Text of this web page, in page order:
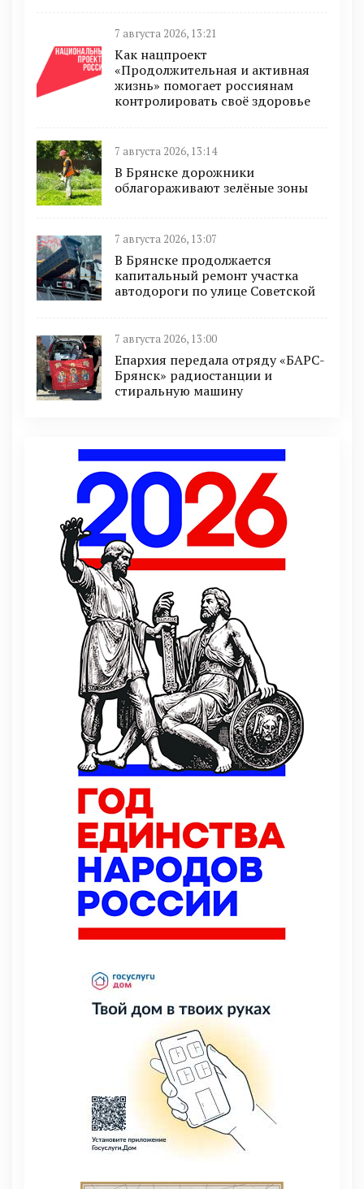
7 августа 2026, 13:21
Как нацпроект
«Продолжительная и активная
жизнь» помогает россиянам
контролировать своё здоровье
7 августа 2026, 13:14
В Брянске дорожники
облагораживают зелёные зоны
7 августа 2026, 13:07
В Брянске продолжается
капитальный ремонт участка
автодороги по улице Советской
7 августа 2026, 13:00
Епархия передала отряду «БАРС-
Брянск» радиостанции и
стиральную машину